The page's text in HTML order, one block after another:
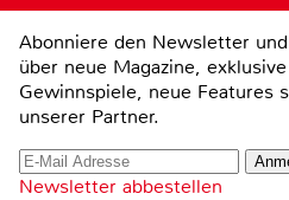
Abonniere den Newsletter
über neue Magazine,
Gewinnspiele, neue Features
unserer Partner.
Newsletter abbestellen